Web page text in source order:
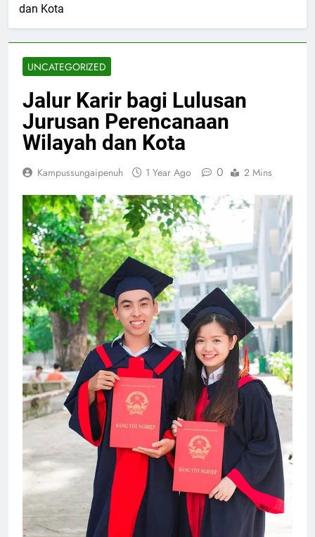
dan Kota
UNCATEGORIZED
Jalur Karir bagi Lulusan
Jurusan Perencanaan
Wilayah dan Kota
Kampussungaipenuh 1 Year Ago 0 2 Mins